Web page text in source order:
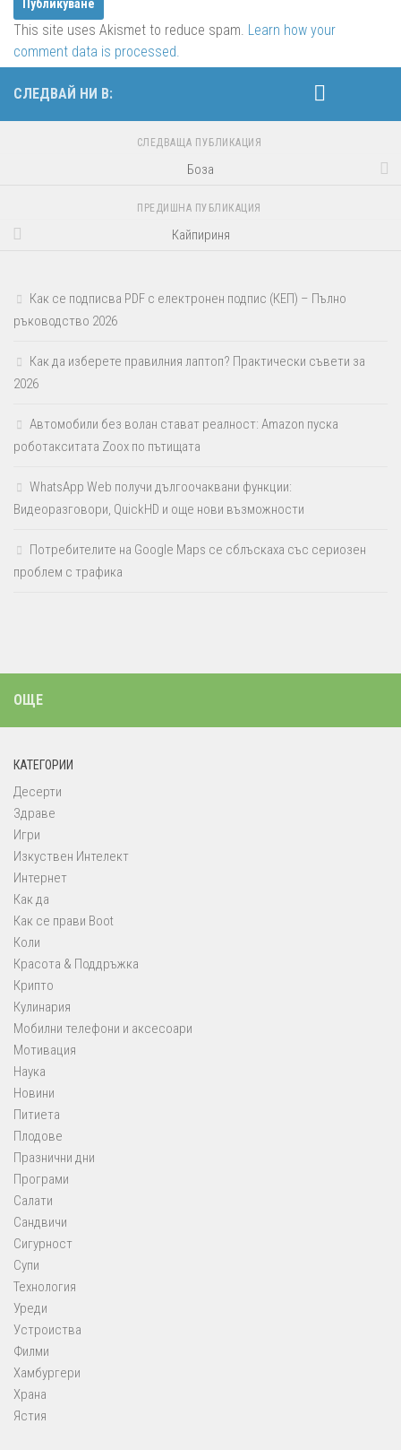
This site uses Akismet to reduce spam. Learn how your
comment data is processed.
СЛЕДВАЙ НИ В:
СЛЕДВАЩА ПУБЛИКАЦИЯ
Боза
ПРЕДИШНА ПУБЛИКАЦИЯ
Кайпириня
Как се подписва PDF с електронен подпис (КЕП) – Пълно
ръководство 2026
Как да изберете правилния лаптоп? Практически съвети за
2026
Автомобили без волан стават реалност: Amazon пуска
роботакситата Zoox по пътищата
WhatsApp Web получи дългоочаквани функции:
Видеоразговори, QuickHD и още нови възможности
Потребителите на Google Maps се сблъскаха със сериозен
проблем с трафика
ОЩЕ
КАТЕГОРИИ
Десерти
Здраве
Игри
Изкуствен Интелект
Интернет
Как да
Как се прави Boot
Коли
Красота & Поддръжка
Крипто
Кулинария
Мобилни телефони и аксесоари
Мотивация
Наука
Новини
Питиета
Плодове
Празнични дни
Програми
Салати
Сандвичи
Сигурност
Супи
Технология
Уреди
Устроиства
Филми
Хамбургери
Храна
Ястия